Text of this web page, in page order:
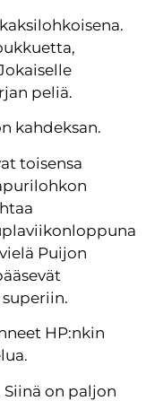
peliä.
kahdeksan.
toisensa
Puijon
HP:nkin
Siinä on paljon